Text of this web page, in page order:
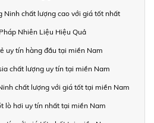
Ninh chất lượng cao với giá tốt nhất
Nhiên Liệu Hiệu Quả
uy tín hàng đầu tại miền Nam
chất lượng uy tín tại miền Nam
chất lượng với giá tốt tại miền Nam
lò hơi uy tín nhất tại miền Nam